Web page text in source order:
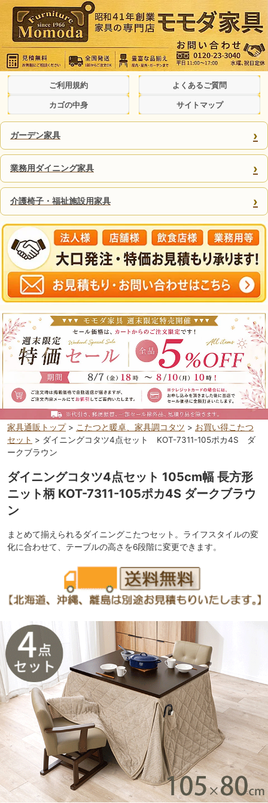
ご利用規約 よくあるご質問
カゴの中身 サイトマップ
ガーデン家具 ›
業務用ダイニング家具 ›
介護椅子・福祉施設用家具 ›
家具通販トップ> こたつと暖卓、家具調コタツ > お買い得こたつ
セット > ダイニングコタツ4点セット KOT-7311-105ポカ4S ダ
ークブラウン
ダイニングコタツ4点セット 105cm幅 長方形
ニット柄 KOT-7311-105ポカ4S ダークブラウ
ン
まとめて揃えられるダイニングこたつセット。ライフスタイルの変
化に合わせて、テーブルの高さを6段階に変更できます。